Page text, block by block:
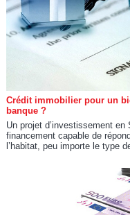
Crédit immobilier pour un
banque ?
Un projet d’investissement
financement capable de
l’habitat, peu importe le type